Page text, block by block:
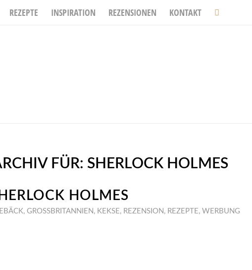
REZEPTE INSPIRATION REZENSIONEN KONTAKT
FÜR: SHERLOCK HOLMES
HOLMES
, GROSSBRITANNIEN , KEKSE, REZENSION , REZEPTE, WERBUNG